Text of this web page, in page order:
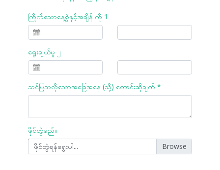
ကြိုက်သောနေ့စွဲနှင့်အချိန် ကို 1
ရွေးချယ်မှု ၂
သင်ပြသလိုသောအခြေအနေ (သို့) တောင်းဆိုချက် *
ဖိုင်တွဲမည်။
ဖိုင်တွဲရန်ရွေးပါ...